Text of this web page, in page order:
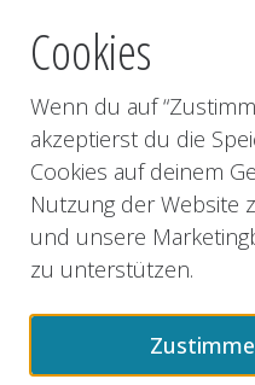
© 2026 jobMIXER.de, alle Rechte
Cookies
Wenn du auf
akzeptierst du die
Cookies auf deinem
Nutzung der Website
und unsere
zu unterstützen.